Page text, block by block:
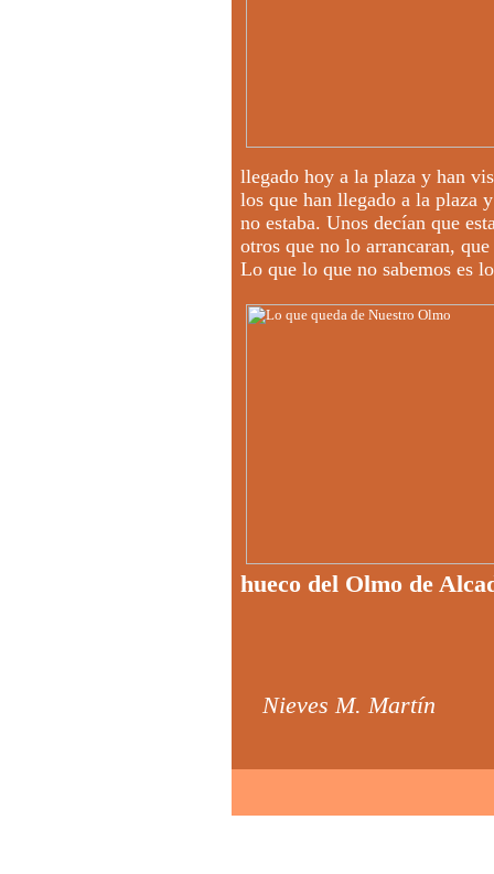
llegado hoy a la plaza y han
los que han llegado a la plaza
no estaba. Unos decían que
otros que no lo arrancaran,
Lo que lo que no sabemos es
hueco del Olmo de
Nieves M. Martín